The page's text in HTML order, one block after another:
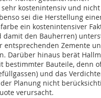
kostenintensiv und
sei die Herstellung
ein kostenintensiver
damit den Bauherren)
entsprechenden Zemente
Darüber hinaus berät
bestimmter Bauteile, denn
und das
Planung nicht
verursacht.